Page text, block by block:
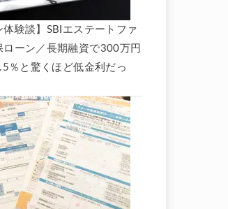
体験談】SBIエステートファ
ローン／長期融資で300万円
％と驚くほど低金利だっ